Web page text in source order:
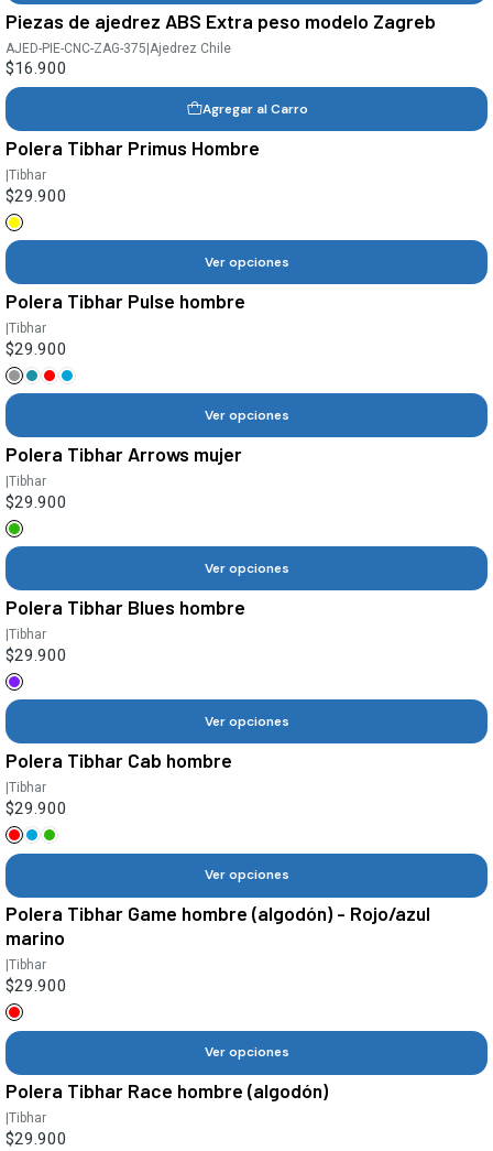
Piezas de ajedrez ABS Extra peso modelo Zagreb
AJED-PIE-CNC-ZAG-375|Ajedrez Chile
$16.900
Agregar al Carro
Polera Tibhar Primus Hombre
|Tibhar
$29.900
Ver opciones
Polera Tibhar Pulse hombre
|Tibhar
$29.900
Ver opciones
Polera Tibhar Arrows mujer
|Tibhar
$29.900
Ver opciones
Polera Tibhar Blues hombre
|Tibhar
$29.900
Ver opciones
Polera Tibhar Cab hombre
|Tibhar
$29.900
Ver opciones
Polera Tibhar Game hombre (algodón) - Rojo/azul
marino
|Tibhar
$29.900
Ver opciones
Polera Tibhar Race hombre (algodón)
|Tibhar
$29.900